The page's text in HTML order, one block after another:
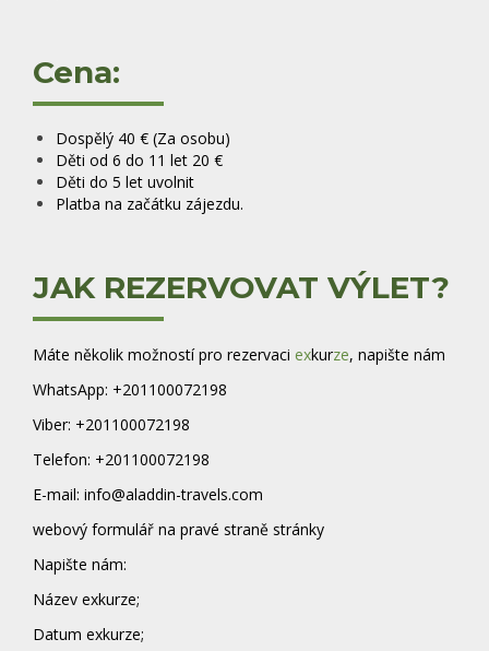
Cena:
Dospělý 40 € (Za osobu)
Děti od 6 do 11 let 20 €
Děti do 5 let uvolnit
Platba na začátku zájezdu.
JAK REZERVOVAT VÝLET?
Máte několik možností pro rezervaci exkurze, napište nám
WhatsApp: +201100072198
Viber: +201100072198
Telefon: +201100072198
E-mail: info@aladdin-travels.com
webový formulář na pravé straně stránky
Napište nám:
Název exkurze;
Datum exkurze;